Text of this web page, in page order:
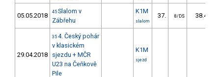
05.05.2018 45 Slalom v
Zábřehu
K1M
slalom
37. 8/DS 38.40
29.04.2018
35 4. Český pohár
v klasickém
sjezdu + MČR
U23 na Čeňkově
Pile
K1M
sjezd